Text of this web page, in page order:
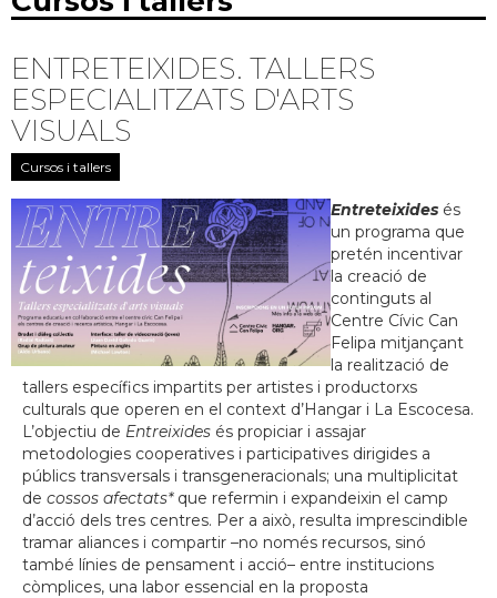
ENTRETEIXIDES. TALLERS
ESPECIALITZATS D'ARTS
VISUALS
Cursos i tallers
Entreteixides és
un programa que
pretén incentivar
la creació de
continguts al
Centre Cívic Can
Felipa mitjançant
la realització de
tallers específics impartits per artistes i productorxs
culturals que operen en el context d’Hangar i La Escocesa.
L’objectiu de Entreixides és propiciar i assajar
metodologies cooperatives i participatives dirigides a
públics transversals i transgeneracionals; una multiplicitat
de cossos afectats*que refermin i expandeixin el camp
d’acció dels tres centres. Per a això, resulta imprescindible
tramar aliances i compartir –no només recursos, sinó
també línies de pensament i acció– entre institucions
còmplices, una labor essencial en la proposta